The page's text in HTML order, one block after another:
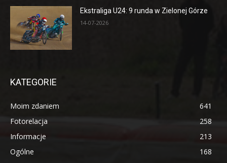
Ekstraliga U24: 9 runda w Zielonej Górze
14-07-2026
KATEGORIE
Moim zdaniem
641
Fotorelacja
258
Informacje
213
Ogólne
168